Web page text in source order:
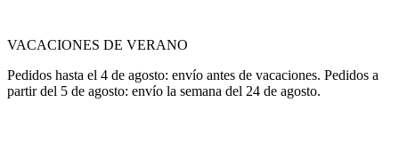
VACACIONES DE VERANO
Pedidos hasta el 4 de agosto: envío antes de vacaciones. Pedidos a
partir del 5 de agosto: envío la semana del 24 de agosto.